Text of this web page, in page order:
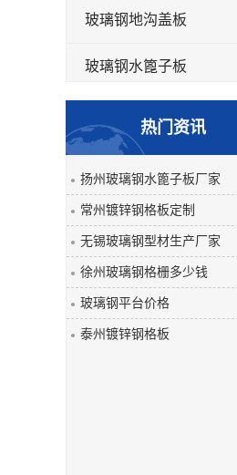
玻璃钢地沟盖板
玻璃钢水篦子板
玻璃钢平板
玻璃钢盖板
热门资讯
扬州玻璃钢水篦子板厂家
常州镀锌钢格板定制
无锡玻璃钢型材生产厂家
徐州玻璃钢格栅多少钱
玻璃钢平台价格
泰州镀锌钢格板